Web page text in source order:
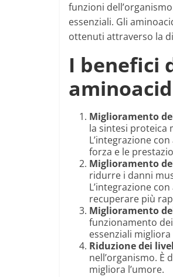
funzioni
essenziali. Gli
ottenuti attraverso la
I benefici
Miglioramento
la sintesi proteica
L’integrazione
forza e le
Miglioramento
ridurre i danni
L’integrazione
recuperare più
Miglioramento
funzionamento
essenziali
Riduzione dei
nell’organismo. È
migliora l’umore.